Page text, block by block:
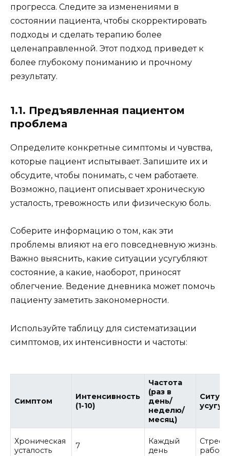
прогресса. Следите за изменениями в
состоянии пациента, чтобы скорректировать
подходы и сделать терапию более
целенаправленной. Этот подход приведет к
более глубокому пониманию и прочному
результату.
1.1. Предъявленная пациентом
проблема
Определите конкретные симптомы и чувства,
которые пациент испытывает. Запишите их и
обсудите, чтобы понимать, с чем работаете.
Возможно, пациент описывает хроническую
усталость, тревожность или физическую боль.
Соберите информацию о том, как эти
проблемы влияют на его повседневную жизнь.
Важно выяснить, какие ситуации усугубляют
состояние, а какие, наоборот, приносят
облегчение. Ведение дневника может помочь
пациенту заметить закономерности.
Используйте таблицу для систематизации
симптомов, их интенсивности и частоты:
Симптом
Интенсивность
(1-10)
Частота
(раз в
день/
неделю/
месяц)
Хроническая
усталость
7
Каждый
день
Стресс
работе